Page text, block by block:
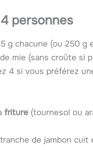
personnes
g chacune (ou 250 g
mie (sans croûte si
4 si vous préférez
friture (tournesol ou
de jambon cuit